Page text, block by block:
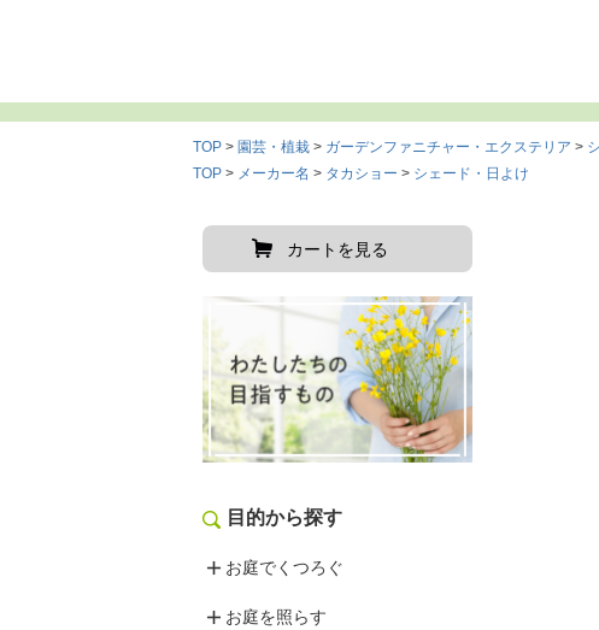
TOP 園芸・植栽 ガーデンファニチャー・エクステリア
TOP
メーカー名 タカショー シェード・日よけ
カートを見る
目的から探す
お庭でくつろぐ
お庭を照らす